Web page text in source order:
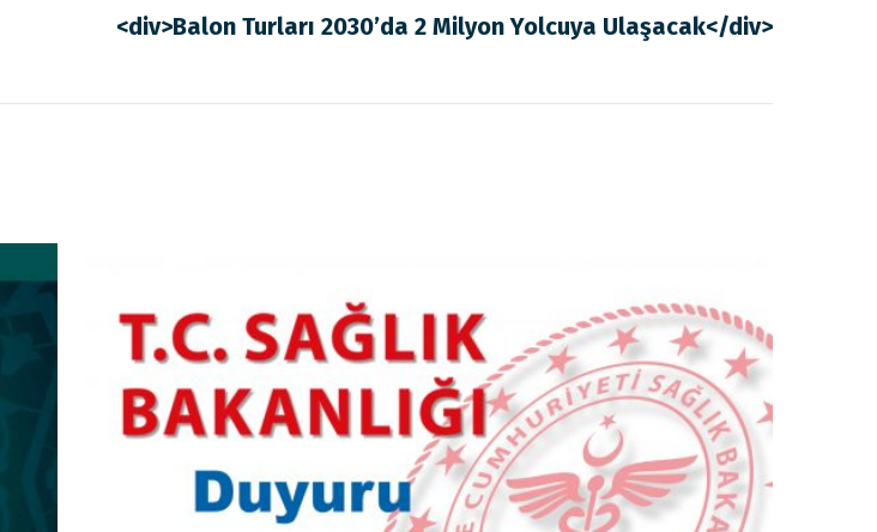
<div>Balon Turları 2030’da 2 Milyon Yolcuya Ulaşacak</div>